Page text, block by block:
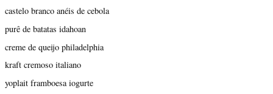
castelo branco anéis de cebola
purê de batatas idahoan
creme de queijo philadelphia
kraft cremoso italiano
yoplait framboesa iogurte